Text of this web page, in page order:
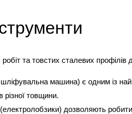
та товстих сталевих профілів
машина) є одним із
різної товщини.
дозволяють